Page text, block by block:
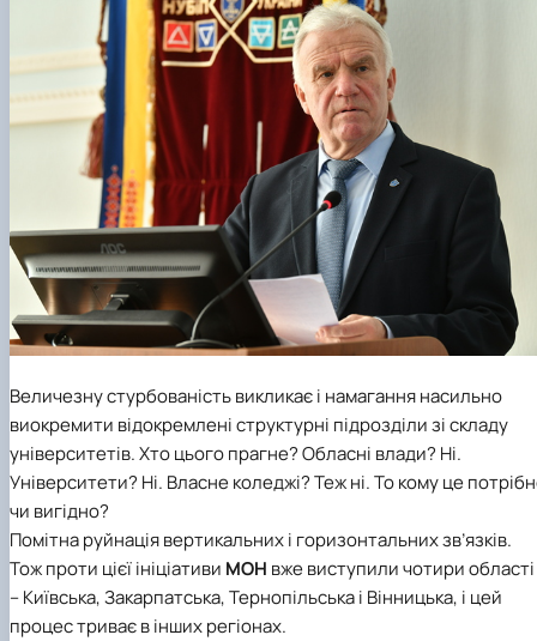
Величезну стурбованість викликає і намагання насильно
виокремити відокремлені структурні підрозділи зі складу
університетів. Хто цього прагне? Обласні влади? Ні.
Університети? Ні. Власне коледжі? Теж ні. То кому це
чи вигідно?
Помітна руйнація вертикальних і горизонтальних зв’язків.
Тож проти цієї ініціативи МОН вже виступили чотири області
– Київська, Закарпатська, Тернопільська і Вінницька, і цей
процес триває в інших регіонах.